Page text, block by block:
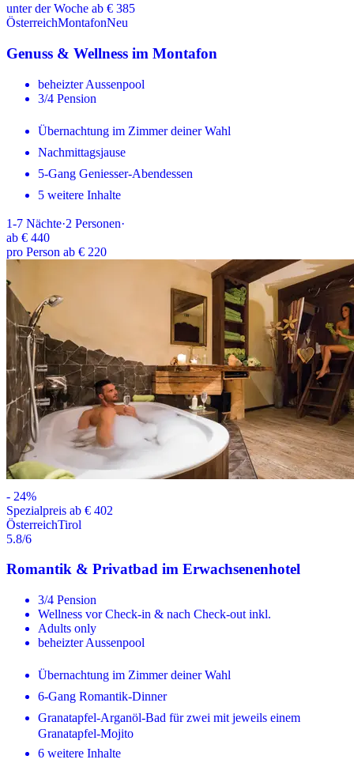
unter der Woche ab € 385
ÖsterreichMontafonNeu
Genuss & Wellness im Montafon
beheizter Aussenpool
3/4 Pension
Übernachtung im Zimmer deiner Wahl
Nachmittagsjause
5-Gang Geniesser-Abendessen
5 weitere Inhalte
1-7 Nächte·2 Personen·
ab € 440
pro Person ab € 220
- 24%
Spezialpreis ab € 402
ÖsterreichTirol
5.8/6
Romantik & Privatbad im Erwachsenenhotel
3/4 Pension
Wellness vor Check-in & nach Check-out inkl.
Adults only
beheizter Aussenpool
Übernachtung im Zimmer deiner Wahl
6-Gang Romantik-Dinner
Granatapfel-Arganöl-Bad für zwei mit jeweils einem
Granatapfel-Mojito
6 weitere Inhalte